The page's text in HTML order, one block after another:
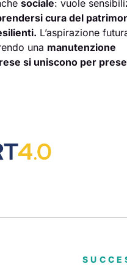
sociale: vuole
cura del
L’aspirazione
una manutenzione
si uniscono per